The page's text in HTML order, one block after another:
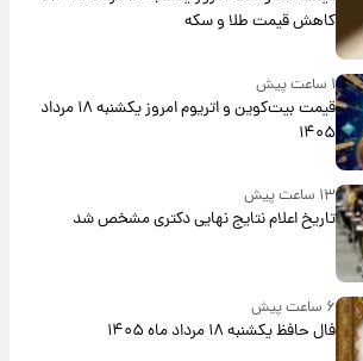
کاهش قیمت طلا و سکه
۱ ساعت پیش
قیمت بیت‌کوین و اتریوم امروز یکشنبه ۱۸ مرداد
۱۴۰۵
۱۳ ساعت پیش
تاریخ اعلام نتایج نهایی دکتری مشخص شد
۶ ساعت پیش
فال حافظ یکشنبه ۱۸ مرداد ماه ۱۴۰۵